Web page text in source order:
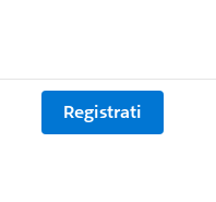
Registrati